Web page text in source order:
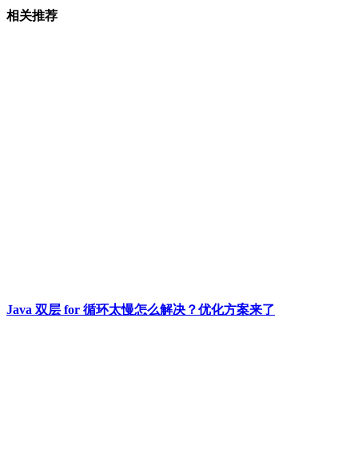
相关推荐
Java 双层 for 循环太慢怎么解决？优化方案来了